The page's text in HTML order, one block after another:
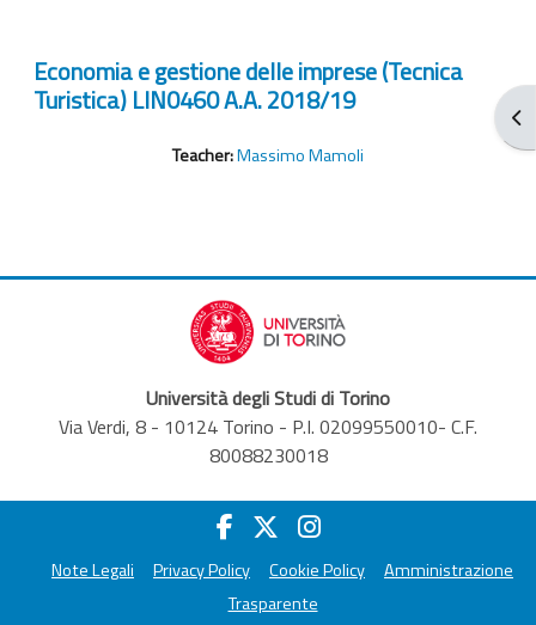
Economia e gestione delle imprese (Tecnica
Turistica) LIN0460 A.A. 2018/19
Teacher:Massimo Mamoli
Università degli Studi di Torino
Via Verdi, 8 - 10124 Torino - P.I. 02099550010- C.F.
80088230018
Note Legali Privacy Policy Cookie Policy
Amministrazione
Trasparente